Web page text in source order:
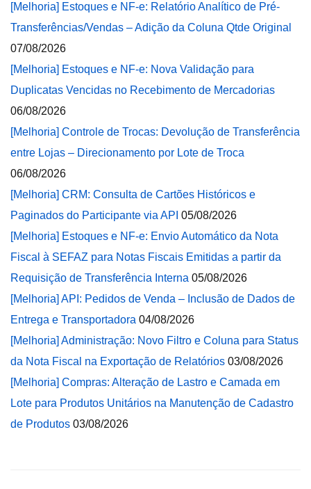
[Melhoria] Estoques e NF-e: Relatório Analítico de Pré-
Transferências/Vendas – Adição da Coluna Qtde Original
07/08/2026
[Melhoria] Estoques e NF-e: Nova Validação para
Duplicatas Vencidas no Recebimento de Mercadorias
06/08/2026
[Melhoria] Controle de Trocas: Devolução de Transferência
entre Lojas – Direcionamento por Lote de Troca
06/08/2026
[Melhoria] CRM: Consulta de Cartões Históricos e
Paginados do Participante via API 05/08/2026
[Melhoria] Estoques e NF-e: Envio Automático da Nota
Fiscal à SEFAZ para Notas Fiscais Emitidas a partir da
Requisição de Transferência Interna 05/08/2026
[Melhoria] API: Pedidos de Venda – Inclusão de Dados de
Entrega e Transportadora 04/08/2026
[Melhoria] Administração: Novo Filtro e Coluna para Status
da Nota Fiscal na Exportação de Relatórios 03/08/2026
[Melhoria] Compras: Alteração de Lastro e Camada em
Lote para Produtos Unitários na Manutenção de Cadastro
de Produtos 03/08/2026